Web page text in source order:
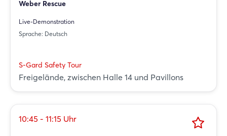
Weber Rescue
Live-Demonstration
Sprache: Deutsch
S-Gard Safety Tour
Freigelände, zwischen Halle 14 und Pavillons
10:45 - 11:15 Uhr